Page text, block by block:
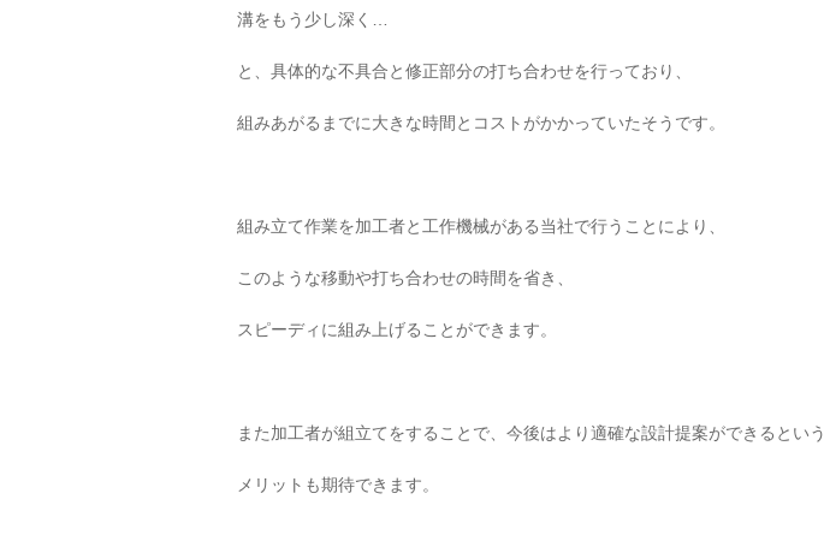
溝をもう少し深く…
と、具体的な不具合と修正部分の打ち合わせを行っており、
組みあがるまでに大きな時間とコストがかかっていたそうです。
組み立て作業を加工者と工作機械がある当社で行うことにより、
このような移動や打ち合わせの時間を省き、
スピーディに組み上げることができます。
また加工者が組立てをすることで、今後はより適確な設計提案ができるという
メリットも期待できます。